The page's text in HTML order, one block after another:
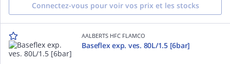
Connectez-vous pour voir vos prix et les stocks
AALBERTS HFC FLAMCO
Baseflex exp. ves. 80L/1.5 [6bar]